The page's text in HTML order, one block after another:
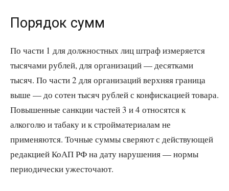
Порядок сумм
По части 1 для должностных лиц штраф измеряется
тысячами рублей, для организаций — десятками
тысяч. По части 2 для организаций верхняя граница
выше — до сотен тысяч рублей с конфискацией товара.
Повышенные санкции частей 3 и 4 относятся к
алкоголю и табаку и к стройматериалам не
применяются. Точные суммы сверяют с действующей
редакцией КоАП РФ на дату нарушения — нормы
периодически ужесточают.